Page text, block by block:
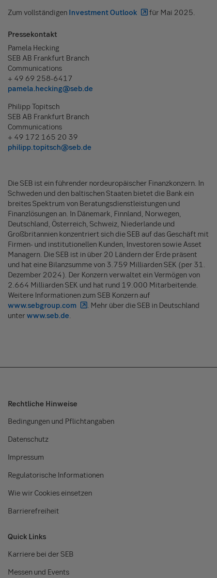
Zum vollständigen Investment Outlook für Mai 2025.
Pressekontakt
Pamela Hecking
SEB AB Frankfurt Branch
Communications
+ 49 69 258-6417
pamela.hecking@seb.de
Philipp Topitsch
SEB AB Frankfurt Branch
Communications
+ 49 172 165 20 39
philipp.topitsch@seb.de
Die SEB ist ein führender nordeuropäischer Finanzkonzern. In
Schweden und den baltischen Staaten bietet die Bank ein
breites Spektrum von Beratungsdienstleistungen und
Finanzlösungen an. In Dänemark, Finnland, Norwegen,
Deutschland, Österreich, Schweiz, Niederlande und
Großbritannien konzentriert sich die SEB auf das Geschäft mit
Firmen- und institutionellen Kunden, Investoren sowie Asset
Managern. Die SEB ist in über 20 Ländern der Erde präsent
und hat eine Bilanzsumme von 3.759 Milliarden SEK (per 31.
Dezember 2024). Der Konzern verwaltet ein Vermögen von
2.664 Milliarden SEK und hat rund 19.000 Mitarbeitende.
Weitere Informationen zum SEB Konzern auf
www.sebgroup.com
. Mehr über die SEB in Deutschland
unterwww.seb.de.
Rechtliche Hinweise
Bedingungen und Pflichtangaben
Datenschutz
Impressum
Regulatorische Informationen
Wie wir Cookies einsetzen
Barrierefreiheit
Quick Links
Karriere bei der SEB
Messen und Events